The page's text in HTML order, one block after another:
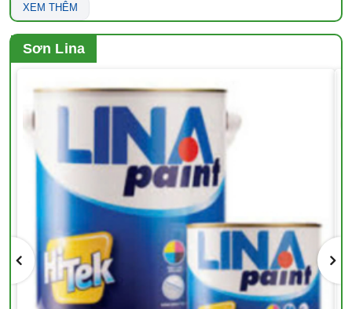
XEM THÊM
Sơn Lina